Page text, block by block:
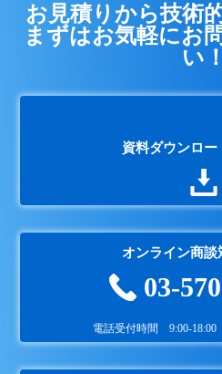
お見積りから技術
まずはお気軽にお
い！
資料ダウンロー
オンライン商談
03-
電話受付時間 9:00-18:00